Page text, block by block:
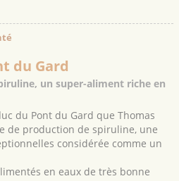
du Gard
un super-aliment riche en
du Pont du Gard que Thomas
de production de spiruline, une
considérée comme un
en eaux de très bonne